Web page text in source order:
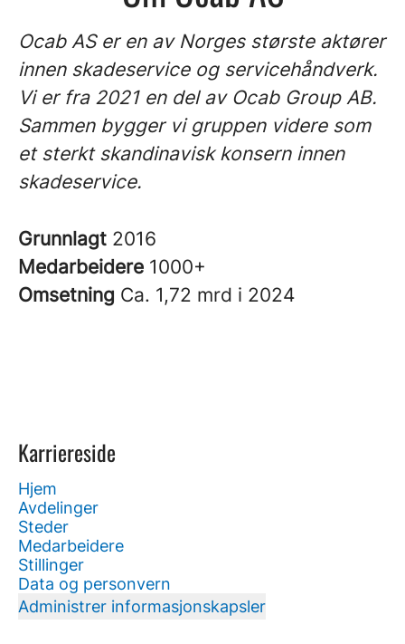
Ocab AS er en av Norges største aktører
innen skadeservice og servicehåndverk.
Vi er fra 2021 en del av Ocab Group AB.
Sammen bygger vi gruppen videre som
et sterkt skandinavisk konsern innen
skadeservice.
Grunnlagt 2016
Medarbeidere 1000+
Omsetning Ca. 1,72 mrd i 2024
Karriereside
Hjem
Avdelinger
Steder
Medarbeidere
Stillinger
Data og personvern
Administrer informasjonskapsler